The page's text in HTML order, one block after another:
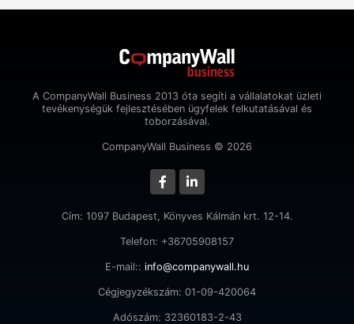
A CompanyWall Business 2013 óta segíti a vállalatokat üzleti
tevékenységük fejlesztésében ügyfelek felkutatásával és
toborzásával.
CompanyWall Business © 2026
Cím: 1097 Budapest, Könyves Kálmán krt. 12-14.
Telefon: +36705908157
E-mail:: info@companywall.hu
Cégjegyzékszám: 01-09-420064
Adószám: 32360183-2-43